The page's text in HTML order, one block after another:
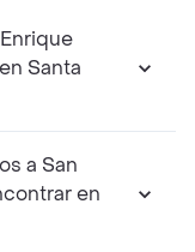
Santa
a San
en